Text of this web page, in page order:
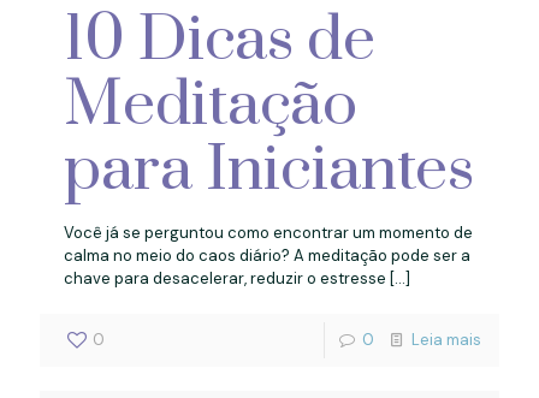
10 Dicas de
Meditação
para Iniciantes
Você já se perguntou como encontrar um momento de
calma no meio do caos diário? A meditação pode ser a
chave para desacelerar, reduzir o estresse […]
0 0 Leia mais